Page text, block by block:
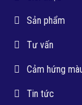
Sản phẩm
Tư vấn
Cảm hứng
Tin tức